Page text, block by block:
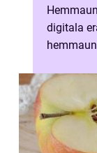
digitala